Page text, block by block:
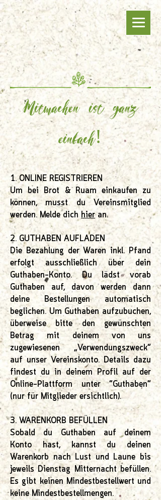
Mitmachen ist ganz
einfach!
1. ONLINE REGISTRIEREN
Um bei Brot & Ruam einkaufen zu
können, musst du Vereinsmitglied
werden. Melde dich hieran.
2. GUTHABEN AUFLADEN
Die Bezahlung der Waren inkl. Pfand
erfolgt ausschließlich über dein
Guthaben-Konto. Du lädst vorab
Guthaben auf, davon werden dann
deine Bestellungen automatisch
beglichen. Um Guthaben aufzubuchen,
überweise bitte den gewünschten
Betrag mit deinem von uns
zugewiesenen „Verwendungszweck“
auf unser Vereinskonto. Details dazu
findest du in deinem Profil auf der
Online-Plattform unter “Guthaben“
(nur für Mitglieder ersichtlich).
3. WARENKORB BEFÜLLEN
Sobald du Guthaben auf deinem
Konto hast, kannst du deinen
Warenkorb nach Lust und Laune bis
jeweils Dienstag Mitternacht befüllen.
Es gibt keinen Mindestbestellwert und
keine Mindestbestellmengen.